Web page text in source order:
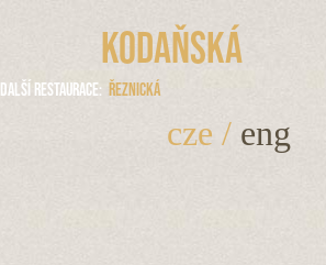
Kodaňská
Další restaurace Řeznická
cze / eng